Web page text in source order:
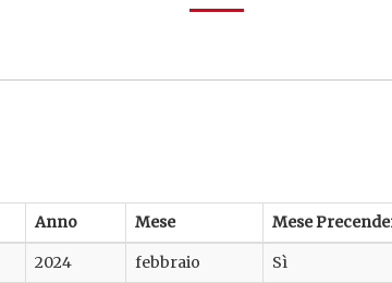
Anno Mese Mese
2024 febbraio Sì